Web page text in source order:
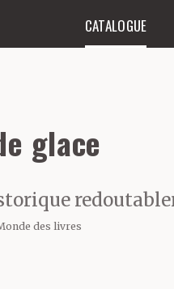
CATALOGUE
glace
des livres